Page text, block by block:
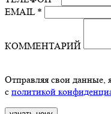
EMAIL *
КОММЕНТАРИЙ
Отправляя свои данные,
с политикой